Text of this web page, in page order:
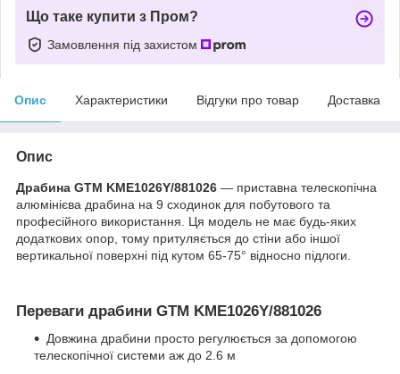
Що таке купити з Пром?
Замовлення під захистом
Опис Характеристики Відгуки про товар Доставка
Опис
Драбина GTM KME1026Y/881026 — приставна телескопічна
алюмінієва драбина на 9 сходинок для побутового та
професійного використання. Ця модель не має будь-яких
додаткових опор, тому притуляється до стіни або іншої
вертикальної поверхні під кутом 65-75° відносно підлоги.
Переваги драбини GTM KME1026Y/881026
Довжина драбини просто регулюється за допомогою
телескопічної системи аж до 2.6 м